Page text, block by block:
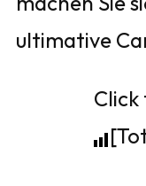
ultimative